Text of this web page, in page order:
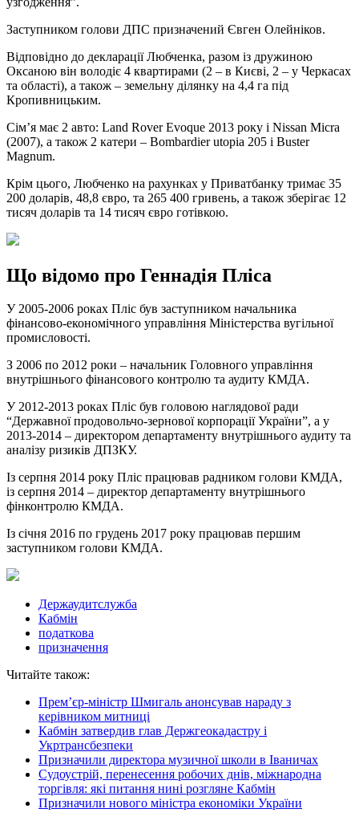
Заступником голови ДПС призначений Євген Олейніков.
Відповідно до декларації Любченка, разом із дружиною
Оксаною він володіє 4 квартирами (2 – в Києві, 2 – у Черкасах
та області), а також – земельну ділянку на 4,4 га під
Кропивницьким.
Сім’я має 2 авто: Land Rover Evoque 2013 року і Nissan Micra
(2007), а також 2 катери – Bombardier utopia 205 і Buster
Magnum.
Крім цього, Любченко на рахунках у Приватбанку тримає 35
200 доларів, 48,8 євро, та 265 400 гривень, а також зберігає 12
тисяч доларів та 14 тисяч євро готівкою.
Що відомо про Геннадія Пліса
У 2005-2006 роках Пліс був заступником начальника
фінансово-економічного управління Міністерства вугільної
промисловості.
З 2006 по 2012 роки – начальник Головного управління
внутрішнього фінансового контролю та аудиту КМДА.
У 2012-2013 роках Пліс був головою наглядової ради
“Державної продовольчо-зернової корпорації України”, а у
2013-2014 – директором департаменту внутрішнього аудиту та
аналізу ризиків ДПЗКУ.
Із серпня 2014 року Пліс працював радником голови КМДА,
із серпня 2014 – директор департаменту внутрішнього
фінконтролю КМДА.
Із січня 2016 по грудень 2017 року працював першим
заступником голови КМДА.
Держаудитслужба
Кабмін
податкова
призначення
Читайте також:
Прем’єр-міністр Шмигаль анонсував нараду з
керівником митниці
Кабмін затвердив глав Держгеокадастру і
Укртрансбезпеки
Призначили директора музичної школи в Іваничах
Судоустрій, перенесення робочих днів, міжнародна
торгівля: які питання нині розгляне Кабмін
Призначили нового міністра економіки України